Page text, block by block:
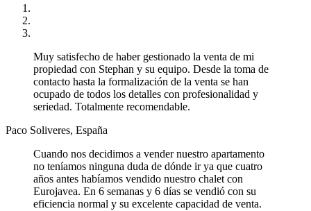
Muy satisfecho de haber gestionado la venta de mi
propiedad con Stephan y su equipo. Desde la toma de
contacto hasta la formalización de la venta se han
ocupado de todos los detalles con profesionalidad y
seriedad. Totalmente recomendable.
Paco Soliveres, España
Cuando nos decidimos a vender nuestro apartamento
no teníamos ninguna duda de dónde ir ya que cuatro
años antes habíamos vendido nuestro chalet con
Eurojavea. En 6 semanas y 6 días se vendió con su
eficiencia normal y su excelente capacidad de venta.